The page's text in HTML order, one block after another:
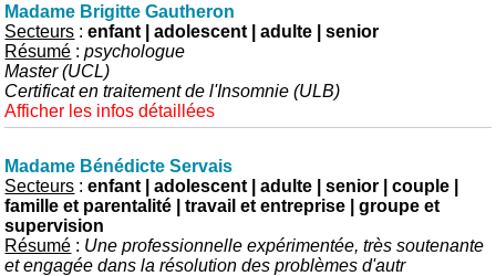
Madame Brigitte Gautheron
Secteurs :enfant | adolescent | adulte | senior
Résumé :psychologue
Master (UCL)
Certificat en traitement de l'Insomnie (ULB)
Afficher les infos détaillées
Madame Bénédicte Servais
Secteurs :enfant | adolescent | adulte | senior | couple |
famille et parentalité | travail et entreprise | groupe et
supervision
Résumé : Une professionnelle expérimentée, très soutenante
et engagée dans la résolution des problèmes d'autr